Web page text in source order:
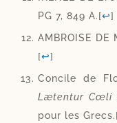
PG 7, 849 A.[↩]
AMBROISE DE
[↩]
Concile de
Lætentur Cœli
pour les Grecs.[